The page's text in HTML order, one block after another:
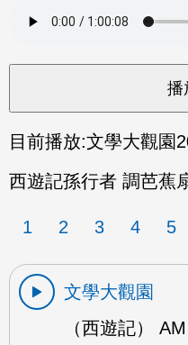
目前播放:文學大觀園
西遊記孫行者 調芭蕉
1 2 3 4 5
文學大觀園
（西遊記） AM